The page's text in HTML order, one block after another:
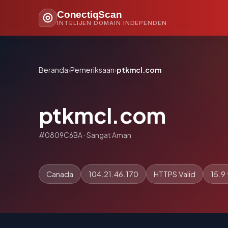
ConectiqScan
INTELIJEN DOMAIN INDEPENDEN
Beranda›Pemeriksaan›ptkmcl.com
ptkmcl.com
#0809C6BA · Sangat Aman
Canada 104.21.46.170 HTTPS Valid 15.9